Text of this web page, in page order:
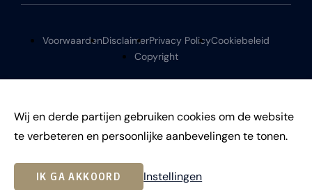
Wij en derde partijen gebruiken cookies om de website
te verbeteren en persoonlijke aanbevelingen te tonen.
IK GA AKKOORD Instellingen
VoorwaardenDisclaimerPrivacy PolicyCookiebeleid
Copyright
©2026